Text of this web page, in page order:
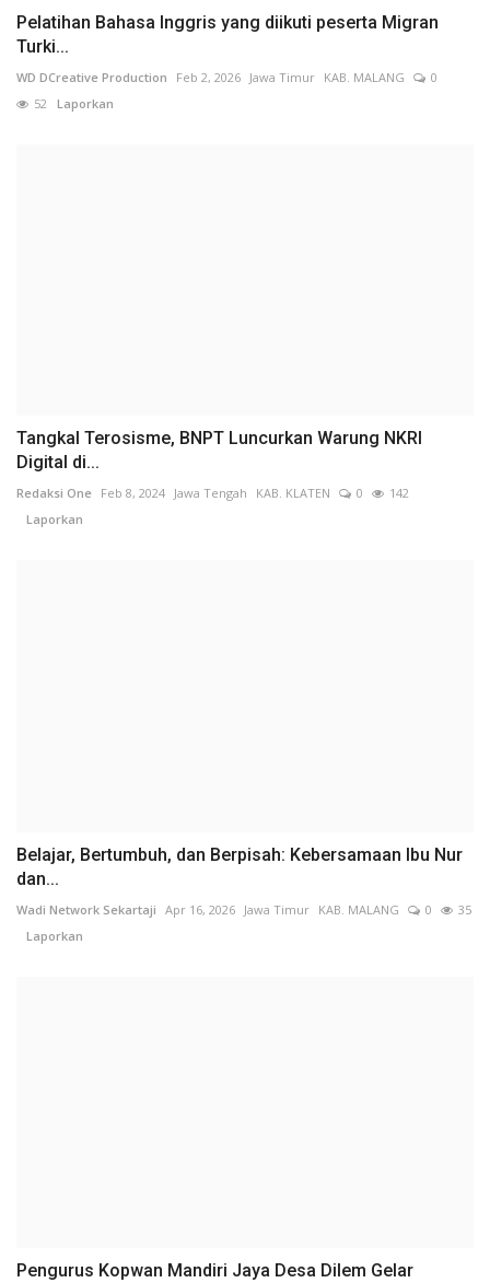
Pelatihan Bahasa Inggris yang diikuti peserta Migran
Turki...
WD DCreative Production Feb 2, 2026 Jawa Timur KAB. MALANG
0
52 Laporkan
Tangkal Terosisme, BNPT Luncurkan Warung NKRI
Digital di...
Redaksi One Feb 8, 2024 Jawa Tengah KAB. KLATEN 0
142
Laporkan
Belajar, Bertumbuh, dan Berpisah: Kebersamaan Ibu Nur
dan...
Wadi Network Sekartaji Apr 16, 2026 Jawa Timur KAB. MALANG 0
35
Laporkan
Pengurus Kopwan Mandiri Jaya Desa Dilem Gelar